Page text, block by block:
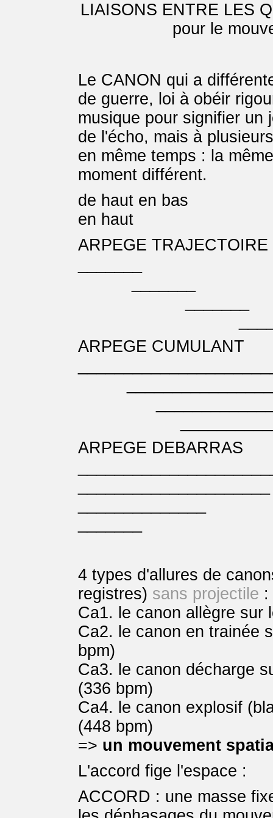
LIAISONS ENTRE LES
pour le
Le CANON qui a
de guerre, loi à obéir
musique pour signifier un
de l'écho, mais à
en même temps : la
moment différent.
de haut
en haut dans la
ARPEGE TRAJECTOIRE
ARPEGE CUMULANT
ARPEGE DEBARRAS
4 types d'allures de
registres) sans projectile :
Ca1. le canon allègre sur
Ca2. le canon en trainée
bpm)
Ca3. le canon décharge
(336 bpm)
Ca4. le canon explosif
(448 bpm)
=> un mouvement
L'accord fige l'espace :
ACCORD : une masse